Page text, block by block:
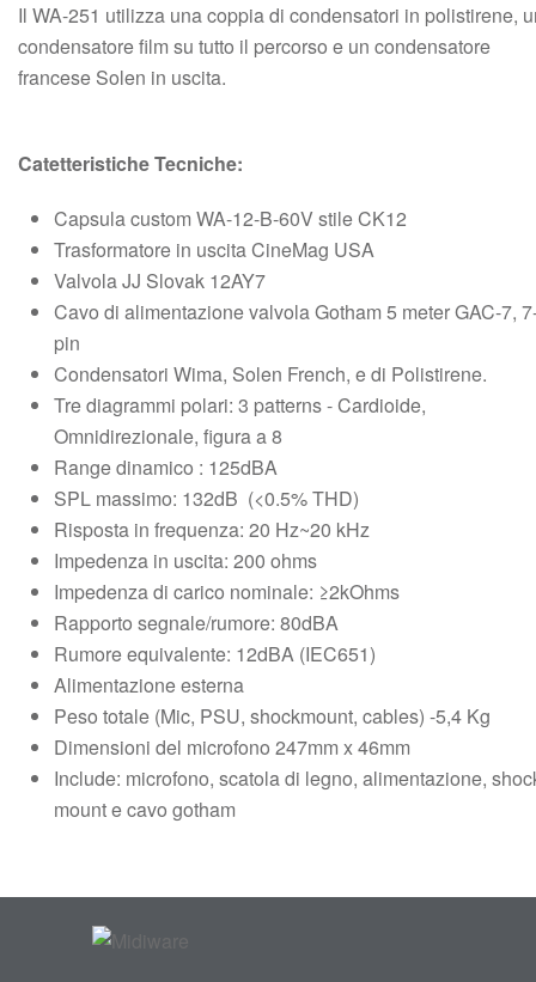
Il WA-251 utilizza una coppia di condensatori in polistirene,
condensatore film su tutto il percorso e un condensatore
francese Solen in uscita.
Catetteristiche Tecniche:
Capsula custom WA-12-B-60V stile CK12
Trasformatore in uscita CineMag USA
Valvola JJ Slovak 12AY7
Cavo di alimentazione valvola Gotham 5 meter GAC-7,
pin
Condensatori Wima, Solen French, e di Polistirene.
Tre diagrammi polari: 3 patterns - Cardioide,
Omnidirezionale, figura a 8
Range dinamico : 125dBA
SPL massimo: 132dB (<0.5% THD)
Risposta in frequenza: 20 Hz~20 kHz
Impedenza in uscita: 200 ohms
Impedenza di carico nominale: ≥2kOhms
Rapporto segnale/rumore: 80dBA
Rumore equivalente: 12dBA (IEC651)
Alimentazione esterna
Peso totale (Mic, PSU, shockmount, cables) -5,4 Kg
Dimensioni del microfono 247mm x 46mm
Include: microfono, scatola di legno, alimentazione,
mount e cavo gotham